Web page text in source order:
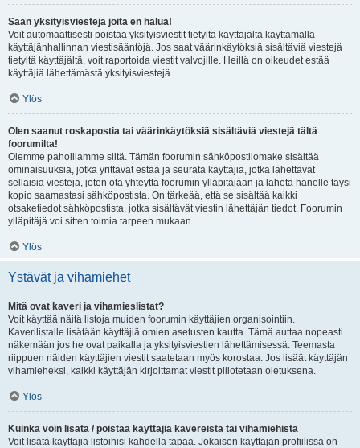
Saan yksityisviestejä joita en halua!
Voit automaattisesti poistaa yksityisviestit tietyltä käyttäjältä käyttämällä
käyttäjänhallinnan viestisääntöjä. Jos saat väärinkäytöksiä sisältäviä viestejä
tietyltä käyttäjältä, voit raportoida viestit valvojille. Heillä on oikeudet estää
käyttäjiä lähettämästä yksityisviestejä.
Ylös
Olen saanut roskapostia tai väärinkäytöksiä sisältäviä viestejä tältä
foorumilta!
Olemme pahoillamme siitä. Tämän foorumin sähköpostilomake sisältää
ominaisuuksia, jotka yrittävät estää ja seurata käyttäjiä, jotka lähettävät
sellaisia viestejä, joten ota yhteyttä foorumin ylläpitäjään ja lähetä hänelle täysi
kopio saamastasi sähköpostista. On tärkeää, että se sisältää kaikki
otsaketiedot sähköpostista, jotka sisältävät viestin lähettäjän tiedot. Foorumin
ylläpitäjä voi sitten toimia tarpeen mukaan.
Ylös
Ystävät ja vihamiehet
Mitä ovat kaveri ja vihamieslistat?
Voit käyttää näitä listoja muiden foorumin käyttäjien organisointiin.
Kaverilistalle lisätään käyttäjiä omien asetusten kautta. Tämä auttaa nopeasti
näkemään jos he ovat paikalla ja yksityisviestien lähettämisessä. Teemasta
riippuen näiden käyttäjien viestit saatetaan myös korostaa. Jos lisäät käyttäjän
vihamieheksi, kaikki käyttäjän kirjoittamat viestit piilotetaan oletuksena.
Ylös
Kuinka voin lisätä / poistaa käyttäjiä kavereista tai vihamiehistä
Voit lisätä käyttäjiä listoihisi kahdella tapaa. Jokaisen käyttäjän profiilissa on